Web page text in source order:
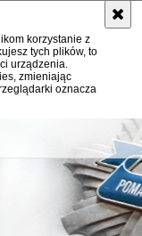
korzystanie z
tych plików, to
urządzenia.
zmieniając
oznacza